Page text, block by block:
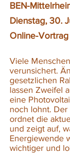
BEN-
Dienstag, 30.
Online-Vortrag
Viele
verunsichert.
gesetzlichen
lassen Zweifel
eine
noch lohnt.
ordnet die
und zeigt auf,
Energiewende
wichtiger und